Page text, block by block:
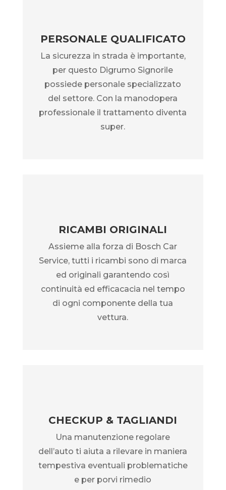
PERSONALE QUALIFICATO
La sicurezza in strada è importante,
per questo Digrumo Signorile
possiede personale specializzato
del settore. Con la manodopera
professionale il trattamento diventa
super.
RICAMBI ORIGINALI
Assieme alla forza di Bosch Car
Service, tutti i ricambi sono di marca
ed originali garantendo così
continuità ed efficacacia nel tempo
di ogni componente della tua
vettura.
CHECKUP & TAGLIANDI
Una manutenzione regolare
dell’auto ti aiuta a rilevare in maniera
tempestiva eventuali problematiche
e per porvi rimedio